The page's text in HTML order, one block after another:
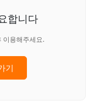
합니다
이용해주세요.
기